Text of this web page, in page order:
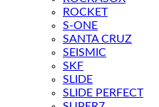
ROCKET
S-ONE
SANTA CRUZ
SEISMIC
SKF
SLIDE
SLIDE PERFECT